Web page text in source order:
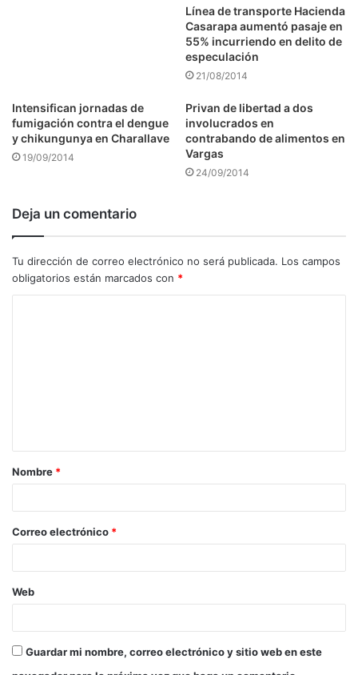
Línea de transporte Hacienda
Casarapa aumentó pasaje en
55% incurriendo en delito de
especulación
21/08/2014
Intensifican jornadas de
fumigación contra el dengue
y chikungunya en Charallave
19/09/2014
Privan de libertad a dos
involucrados en
contrabando de alimentos en
Vargas
24/09/2014
Deja un comentario
Tu dirección de correo electrónico no será publicada. Los campos
obligatorios están marcados con *
a
r
*
Nombre *
Correo electrónico *
Web
Guardar mi nombre, correo electrónico y sitio web en este